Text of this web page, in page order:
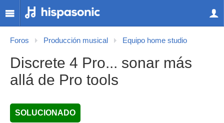
Foros Producción musical Equipo home studio
Discrete 4 Pro... sonar más
allá de Pro tools
SOLUCIONADO